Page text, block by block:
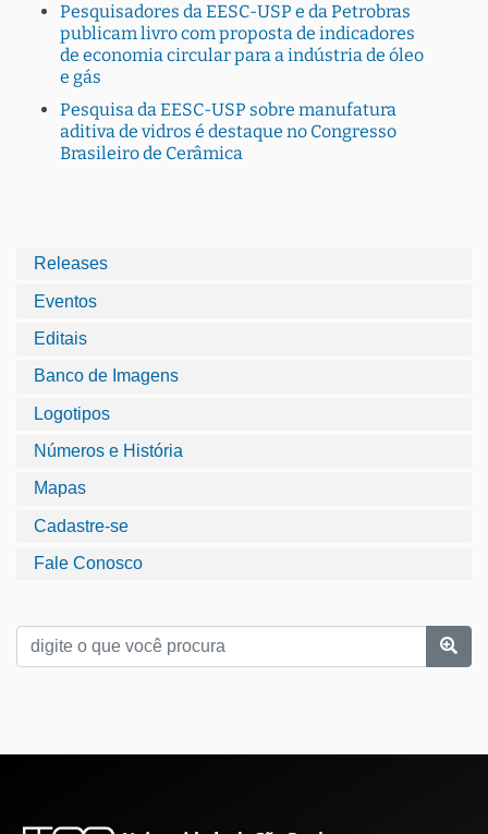
Pesquisadores da EESC-USP e da Petrobras
publicam livro com proposta de indicadores
de economia circular para a indústria de óleo
e gás
Pesquisa da EESC-USP sobre manufatura
aditiva de vidros é destaque no Congresso
Brasileiro de Cerâmica
Releases
Eventos
Editais
Banco de Imagens
Logotipos
Números e História
Mapas
Cadastre-se
Fale Conosco